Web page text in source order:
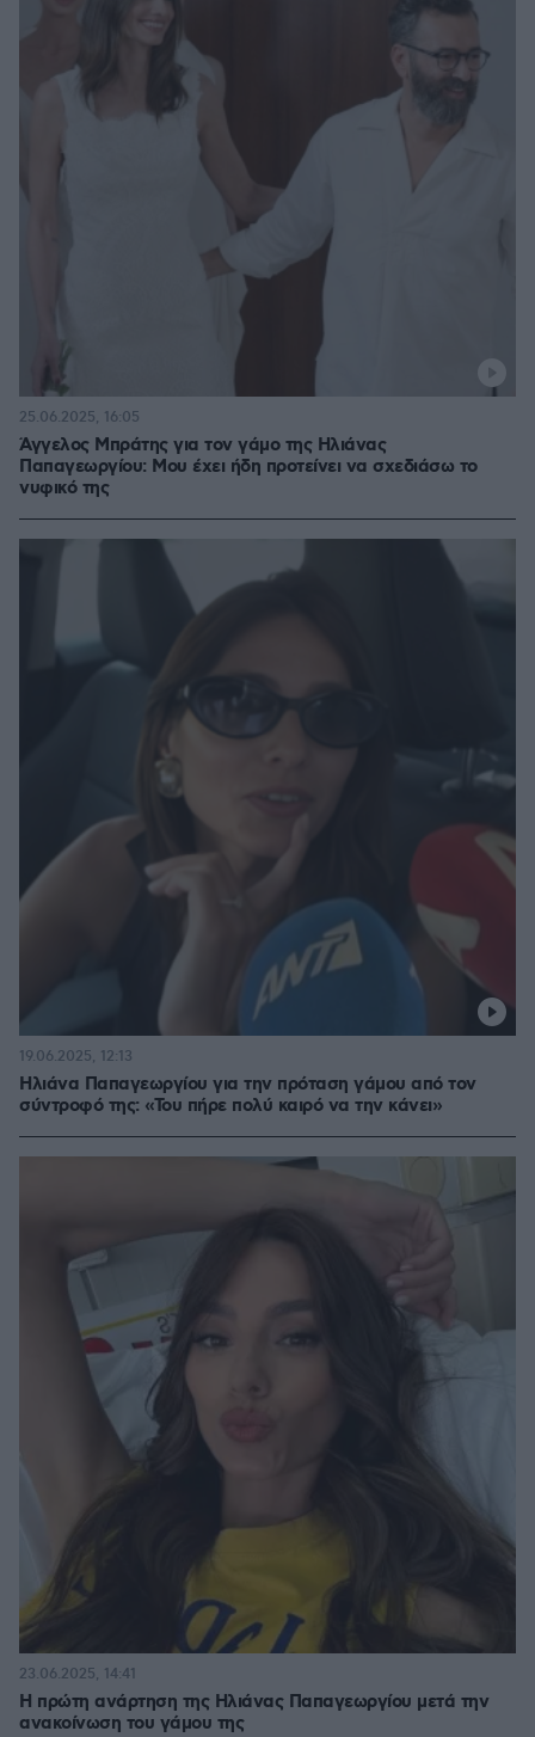
Άγγελος Μπράτης για τον γάμο της Ηλιάνας
Παπαγεωργίου: Μου έχει ήδη προτείνει να σχεδιάσω το
νυφικό της
25.06.2025, 16:05
Ηλιάνα Παπαγεωργίου για την πρόταση γάμου από τον
σύντροφό της: «Του πήρε πολύ καιρό να την κάνει»
19.06.2025, 12:13
Η πρώτη ανάρτηση της Ηλιάνας Παπαγεωργίου μετά την
ανακοίνωση του γάμου της
23.06.2025, 14:41